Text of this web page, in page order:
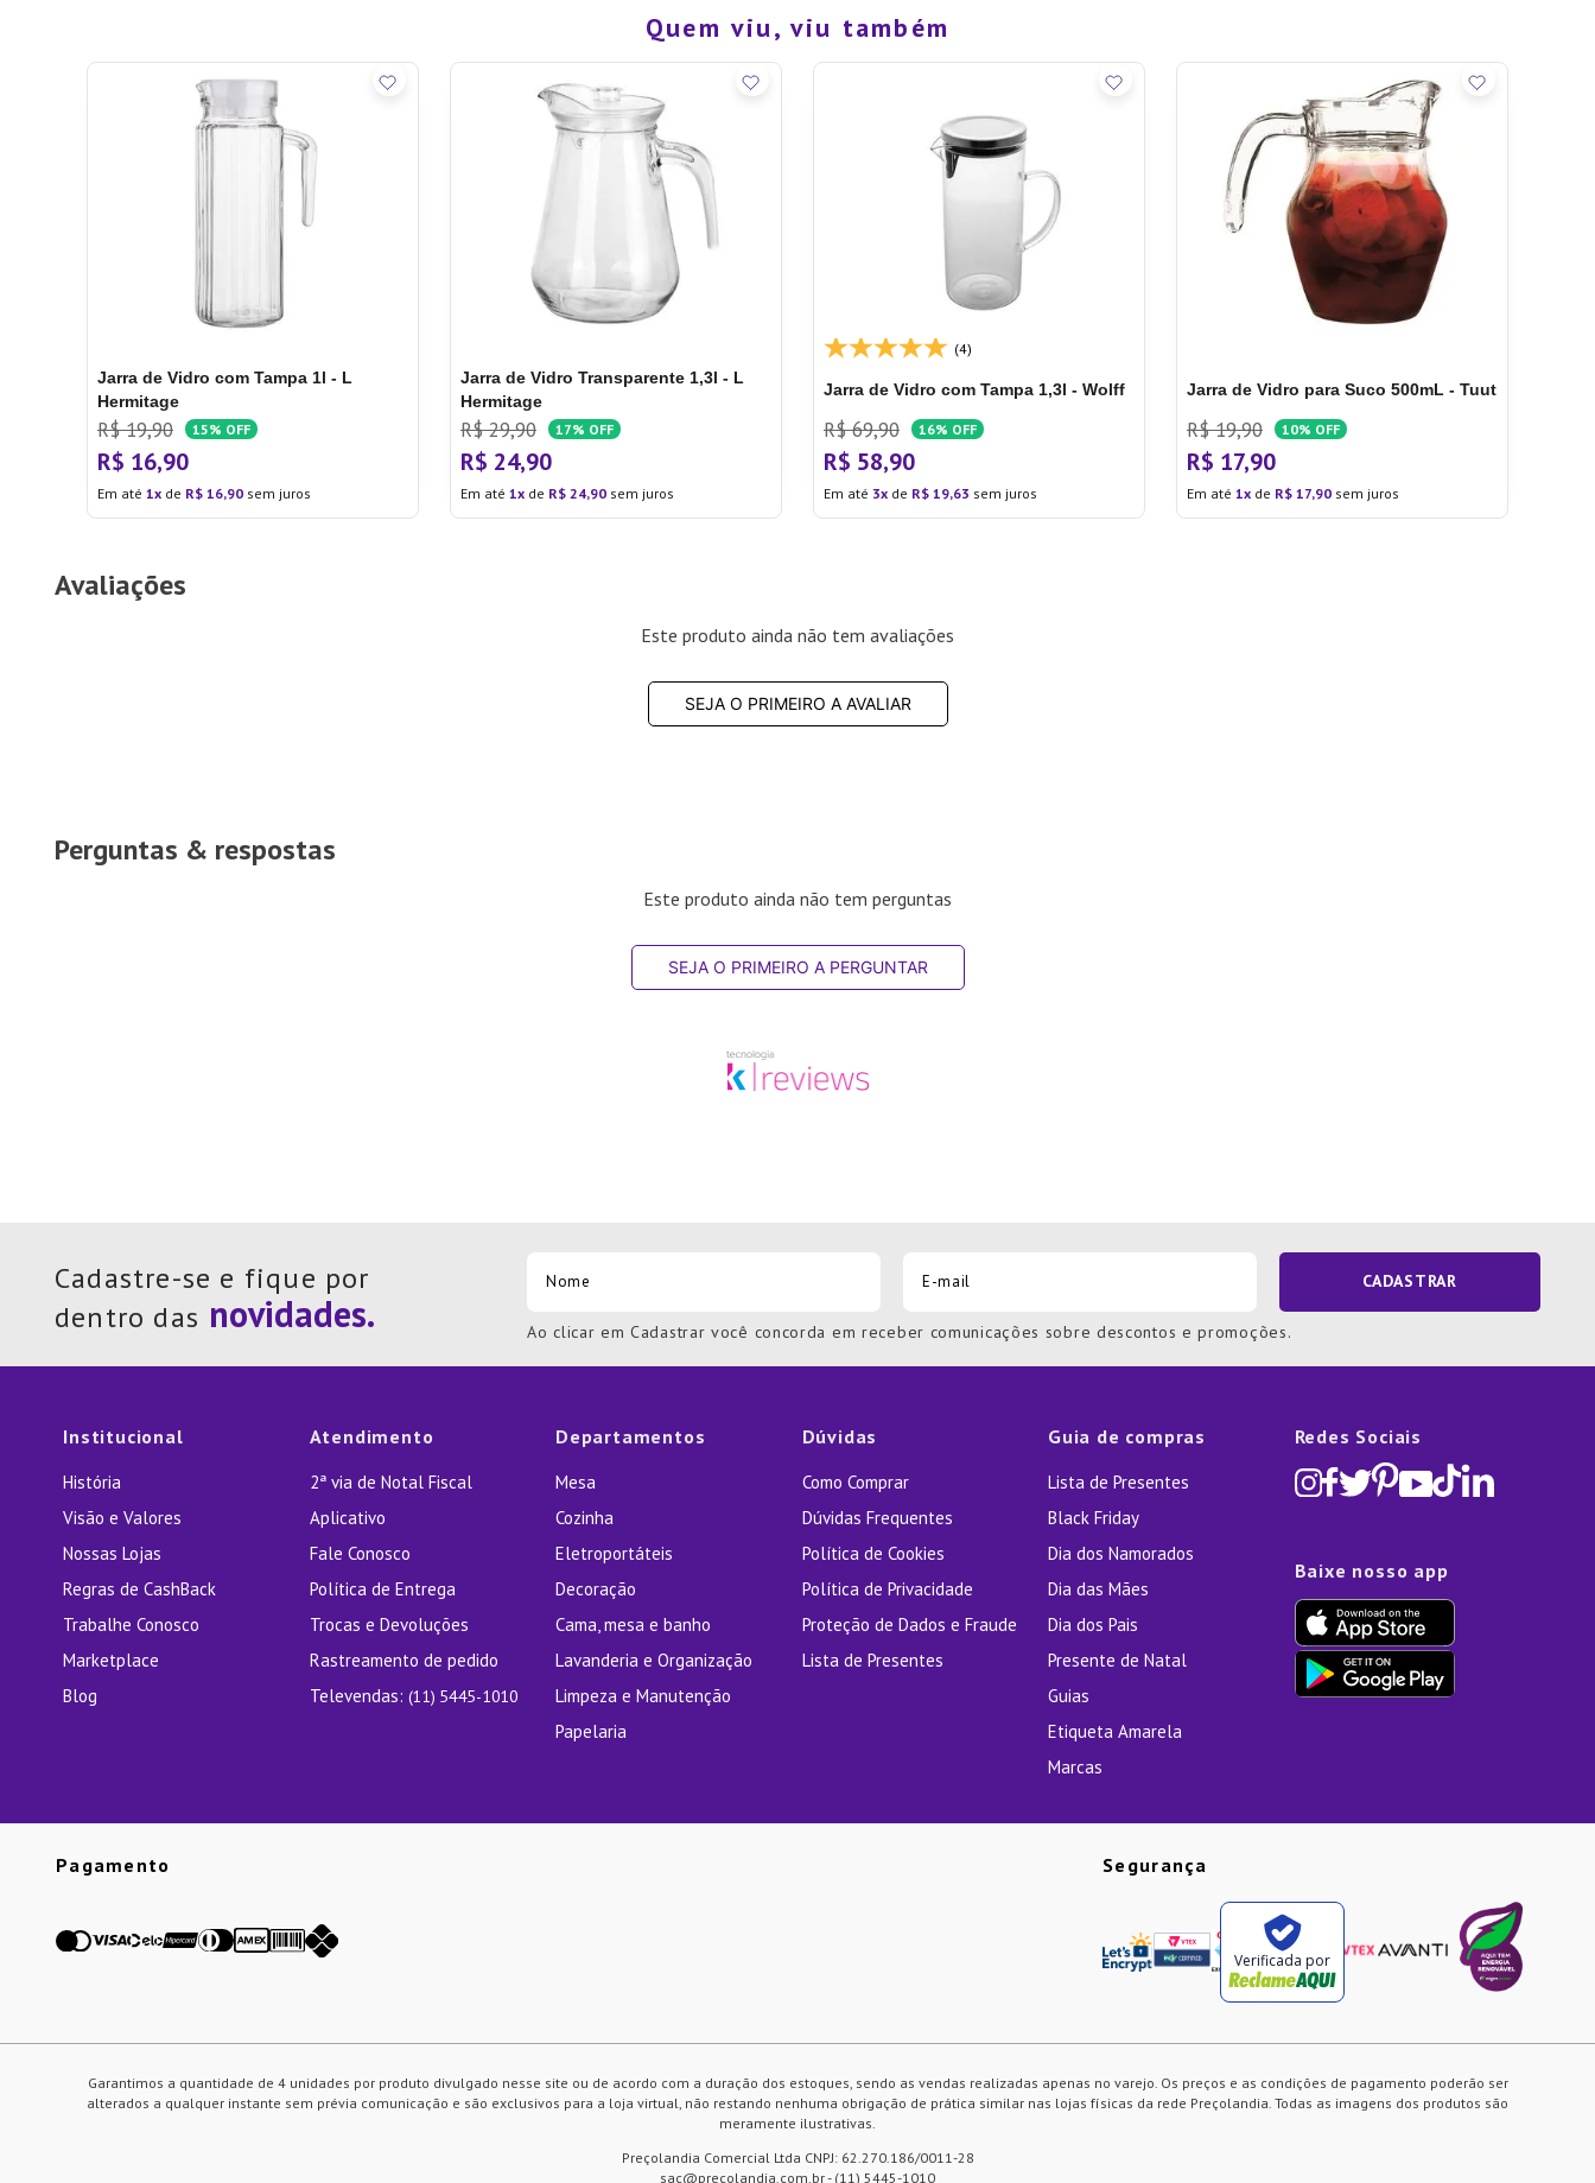
Quem viu, viu também
Jarra de Vidro com Tampa 1l - L
Hermitage
R$ 19,90 15% OFF
R$ 16,90
Em até 1 de R$ 16,90 sem juros
Jarra de Vidro Transparente 1,3l - L
Hermitage
R$ 29,90 17% OFF
R$ 24,90
Em até 1 de R$ 24,90 sem juros
(4)
Jarra de Vidro com Tampa 1,3l - Wolff
R$ 69,90 16% OFF
R$ 58,90
Em até 3 de R$ 19,63 sem juros
Jarra de Vidro para Suco 500mL - Tuut
R$ 19,90 10% OFF
R$ 17,90
Em até 1 de R$ 17,90 sem juros
Avaliações
Este produto ainda não tem avaliações
SEJA O PRIMEIRO A AVALIAR
Perguntas & respostas
Este produto ainda não tem perguntas
SEJA O PRIMEIRO A PERGUNTAR
Cadastre-se e fique por
dentro das
CADASTRAR
Ao clicar em Cadastrar você concorda em receber comunicações sobre descontos e promoções.
Institucional
História
Visão e Valores
Nossas Lojas
Regras de CashBack
Trabalhe Conosco
Marketplace
Blog
Atendimento
2ª via de Notal Fiscal
Aplicativo
Fale Conosco
Política de Entrega
Trocas e Devoluções
Rastreamento de pedido
Televendas: (11) 5445-1010
Departamentos
Mesa
Cozinha
Eletroportáteis
Decoração
Cama, mesa e banho
Lavanderia e Organização
Limpeza e Manutenção
Papelaria
Dúvidas
Como Comprar
Dúvidas Frequentes
Política de Cookies
Política de Privacidade
Proteção de Dados e Fraude
Lista de Presentes
Guia de compras
Lista de Presentes
Black Friday
Dia dos Namorados
Dia das Mães
Dia dos Pais
Presente de Natal
Guias
Etiqueta Amarela
Marcas
Redes Sociais
Baixe nosso app
Pagamento Segurança
Verificada por
Garantimos a quantidade de 4 unidades por produto divulgado nesse site ou de acordo com a duração dos estoques, sendo as vendas realizadas apenas no varejo. Os preços e as condições de pagamento poderão ser
alterados a qualquer instante sem prévia comunicação e são exclusivos para a loja virtual, não restando nenhuma obrigação de prática similar nas lojas físicas da rede Preçolandia. Todas as imagens dos produtos são
meramente ilustrativas.
Preçolandia Comercial Ltda CNPJ: 62.270.186/0011-28
sac@precolandia.com.br - (11) 5445-1010